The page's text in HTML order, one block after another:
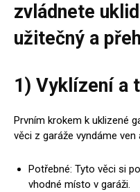
zvládnete
užitečný a
1) Vyklízení a
Prvním krokem k uklizené
věci z garáže vyndáme
Potřebné: Tyto věci si
vhodné místo v garáži.